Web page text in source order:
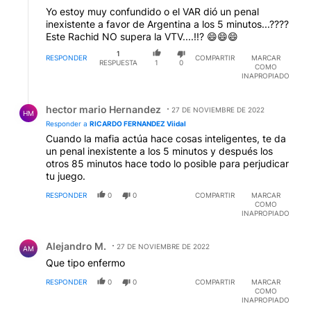
Yo estoy muy confundido o el VAR dió un penal
inexistente a favor de Argentina a los 5 minutos...????
Este Rachid NO supera la VTV....!!? 😄😄😄
RESPONDER
1
RESPUESTA
1 0
COMPARTIR
MARCAR
COMO
INAPROPIADO
HM hector mario Hernandez
27 DE NOVIEMBRE DE 2022
Responder a RICARDO FERNANDEZ Viidal
Cuando la mafia actúa hace cosas inteligentes, te da
un penal inexistente a los 5 minutos y después los
otros 85 minutos hace todo lo posible para perjudicar
tu juego.
RESPONDER 0 0 COMPARTIR
MARCAR
COMO
INAPROPIADO
AM Alejandro M. 27 DE NOVIEMBRE DE 2022
Que tipo enfermo
RESPONDER 0 0 COMPARTIR
MARCAR
COMO
INAPROPIADO